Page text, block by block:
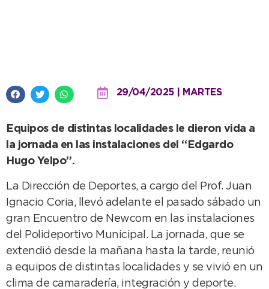
29/04/2025 | MARTES
Equipos de distintas localidades le dieron vida a
la jornada en las instalaciones del “Edgardo
Hugo Yelpo”.
La Dirección de Deportes, a cargo del Prof. Juan
Ignacio Coria, llevó adelante el pasado sábado un
gran Encuentro de Newcom en las instalaciones
del Polideportivo Municipal. La jornada, que se
extendió desde la mañana hasta la tarde, reunió
a equipos de distintas localidades y se vivió en un
clima de camaradería, integración y deporte.